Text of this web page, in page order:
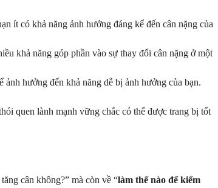
ít có khả năng ảnh hưởng đáng kể đến cân nặng của
khả năng góp phần vào sự thay đổi cân nặng ở một
hưởng đến khả năng dễ bị ảnh hưởng của bạn.
quen lành mạnh vững chắc có thể được trang bị tốt
cân không?” mà còn về “làm thế nào để kiểm